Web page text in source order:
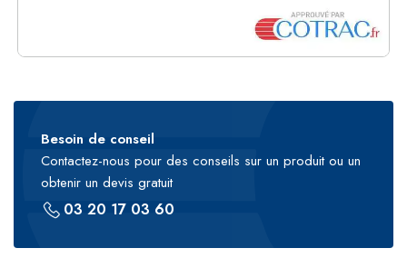
Besoin de conseil
Contactez-nous pour des conseils sur un produit ou un
obtenir un devis gratuit
03 20 17 03 60